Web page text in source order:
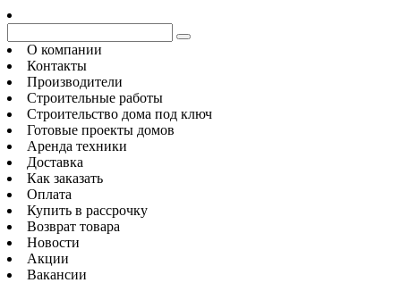
О компании
Контакты
Производители
Строительные работы
Строительство дома под ключ
Готовые проекты домов
Аренда техники
Доставка
Как заказать
Оплата
Купить в рассрочку
Возврат товара
Новости
Акции
Вакансии